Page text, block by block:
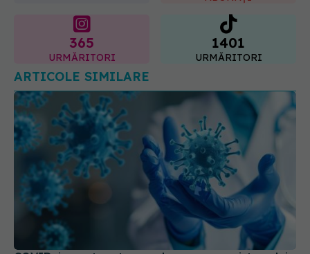
ARTICOLE SIMILARE
COVID, impact pe termen lung asupra sistemului
imunitar. Schimbările sunt semnificative
04 aug 2024, 11:26